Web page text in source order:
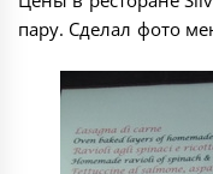
пару. Сделал фото